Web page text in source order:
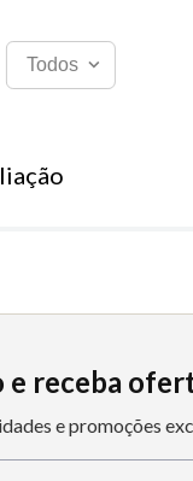
Todos
receba
e promoções